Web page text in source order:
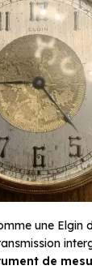
une Elgin
de